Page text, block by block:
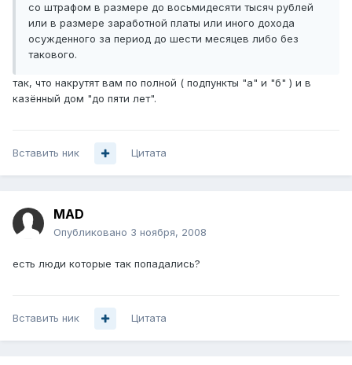
со штрафом в размере до восьмидесяти тысяч рублей
или в размере заработной платы или иного дохода
осужденного за период до шести месяцев либо без
такового.
так, что накрутят вам по полной ( подпункты "а" и "б" ) и в
казённый дом "до пяти лет".
Вставить ник Цитата
MAD
Опубликовано 3 ноября, 2008
есть люди которые так попадались?
Вставить ник Цитата